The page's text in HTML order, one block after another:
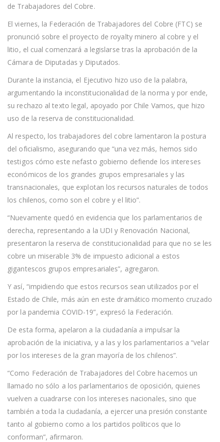
de Trabajadores del Cobre.
El viernes, la Federación de Trabajadores del Cobre (FTC) se
pronunció sobre el proyecto de royalty minero al cobre y el
litio, el cual comenzará a legislarse tras la aprobación de la
Cámara de Diputadas y Diputados.
Durante la instancia, el Ejecutivo hizo uso de la palabra,
argumentando la inconstitucionalidad de la norma y por ende,
su rechazo al texto legal, apoyado por Chile Vamos, que hizo
uso de la reserva de constitucionalidad.
Al respecto, los trabajadores del cobre lamentaron la postura
del oficialismo, asegurando que “una vez más, hemos sido
testigos cómo este nefasto gobierno defiende los intereses
económicos de los grandes grupos empresariales y las
transnacionales, que explotan los recursos naturales de todos
los chilenos, como son el cobre y el litio”.
“Nuevamente quedó en evidencia que los parlamentarios de
derecha, representando a la UDI y Renovación Nacional,
presentaron la reserva de constitucionalidad para que no se les
cobre un miserable 3% de impuesto adicional a estos
gigantescos grupos empresariales”, agregaron.
Y así, “impidiendo que estos recursos sean utilizados por el
Estado de Chile, más aún en este dramático momento cruzado
por la pandemia COVID-19”, expresó la Federación.
De esta forma, apelaron a la ciudadanía a impulsar la
aprobación de la iniciativa, y a las y los parlamentarios a “velar
por los intereses de la gran mayoría de los chilenos”.
“Como Federación de Trabajadores del Cobre hacemos un
llamado no sólo a los parlamentarios de oposición, quienes
vuelven a cuadrarse con los intereses nacionales, sino que
también a toda la ciudadanía, a ejercer una presión constante
tanto al gobierno como a los partidos políticos que lo
conforman”, afirmaron.